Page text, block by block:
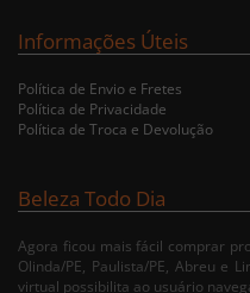
Informações Úteis
Política de Envio e Fretes
Política de Privacidade
Política de Troca e Devolução
Beleza Todo Dia
Agora ficou mais fácil comprar
Olinda/PE, Paulista/PE, Abreu e
virtual possibilita ao usuário